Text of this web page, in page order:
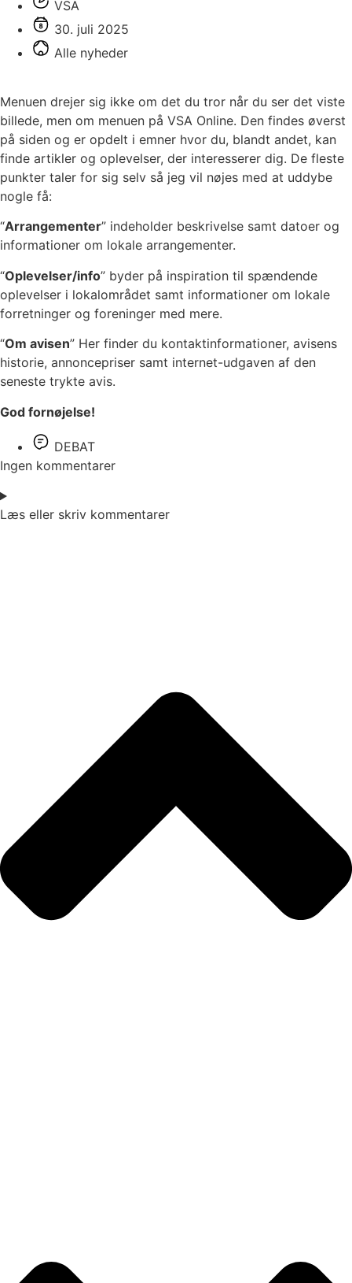
VSA
30. juli 2025
Alle nyheder
Menuen drejer sig ikke om det du tror når du ser det viste
billede, men om menuen på VSA Online. Den findes øverst
på siden og er opdelt i emner hvor du, blandt andet, kan
finde artikler og oplevelser, der interesserer dig. De fleste
punkter taler for sig selv så jeg vil nøjes med at uddybe
nogle få:
“Arrangementer” indeholder beskrivelse samt datoer og
informationer om lokale arrangementer.
“Oplevelser/info” byder på inspiration til spændende
oplevelser i lokalområdet samt informationer om lokale
forretninger og foreninger med mere.
“Om avisen” Her finder du kontaktinformationer, avisens
historie, annoncepriser samt internet-udgaven af den
seneste trykte avis.
God fornøjelse!
DEBAT
Ingen kommentarer
Læs eller skriv kommentarer